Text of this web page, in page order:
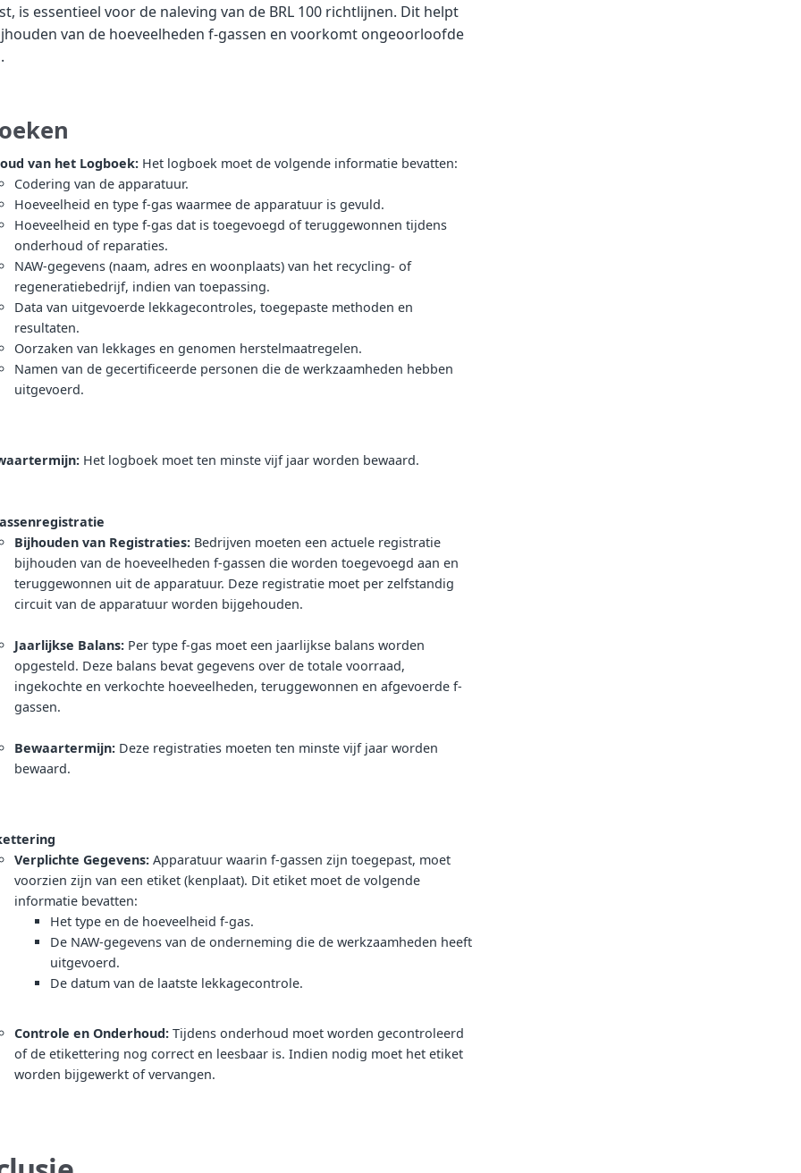
is essentieel voor de naleving van de BRL 100 richtlijnen. Dit helpt
van de hoeveelheden f-gassen en voorkomt ongeoorloofde
van het Logboek: Het logboek moet de volgende informatie bevatten:
Codering van de apparatuur.
Hoeveelheid en type f-gas waarmee de apparatuur is gevuld.
Hoeveelheid en type f-gas dat is toegevoegd of teruggewonnen tijdens
onderhoud of reparaties.
NAW-gegevens (naam, adres en woonplaats) van het recycling- of
regeneratiebedrijf, indien van toepassing.
Data van uitgevoerde lekkagecontroles, toegepaste methoden en
resultaten.
Oorzaken van lekkages en genomen herstelmaatregelen.
Namen van de gecertificeerde personen die de werkzaamheden hebben
uitgevoerd.
Het logboek moet ten minste vijf jaar worden bewaard.
Bijhouden van Registraties: Bedrijven moeten een actuele registratie
bijhouden van de hoeveelheden f-gassen die worden toegevoegd aan en
teruggewonnen uit de apparatuur. Deze registratie moet per zelfstandig
circuit van de apparatuur worden bijgehouden.
Jaarlijkse Balans: Per type f-gas moet een jaarlijkse balans worden
opgesteld. Deze balans bevat gegevens over de totale voorraad,
ingekochte en verkochte hoeveelheden, teruggewonnen en afgevoerde f-
gassen.
Bewaartermijn: Deze registraties moeten ten minste vijf jaar worden
bewaard.
Verplichte Gegevens: Apparatuur waarin f-gassen zijn toegepast, moet
voorzien zijn van een etiket (kenplaat). Dit etiket moet de volgende
informatie bevatten:
Het type en de hoeveelheid f-gas.
De NAW-gegevens van de onderneming die de werkzaamheden heeft
uitgevoerd.
De datum van de laatste lekkagecontrole.
Controle en Onderhoud: Tijdens onderhoud moet worden gecontroleerd
of de etikettering nog correct en leesbaar is. Indien nodig moet het etiket
worden bijgewerkt of vervangen.